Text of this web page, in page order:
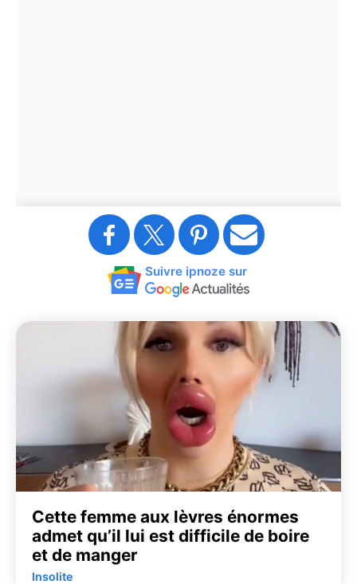
Suivre ipnoze sur
Cette femme aux lèvres énormes
admet qu’il lui est difficile de boire
et de manger
Insolite